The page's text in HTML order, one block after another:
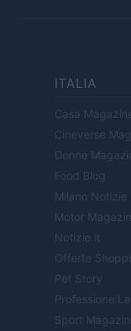
ITALIA
Casa
Cineverse
Donne
Food Blog
Milano Notizie
Motor
Notizie.it
Offerte
Pet Story
Professione
Sport